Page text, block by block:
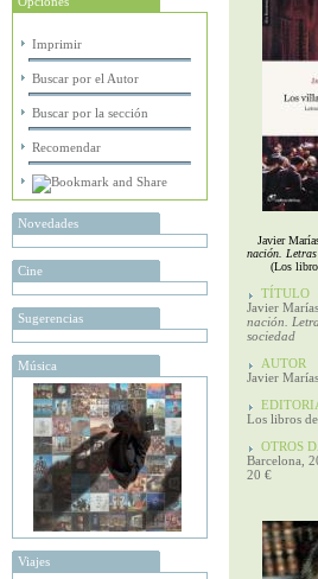
Imprimir
Buscar por el Autor
Buscar por la sección
Recomendar
Novedades
Cine
Sugerencias
Música
Viajes
Su nombre
Javier
nación.
(Los
TÍTULO
Javier
nación.
sociedad
AUTOR
Javier Marías
Los libros
OTROS
Barcelona,
20 €